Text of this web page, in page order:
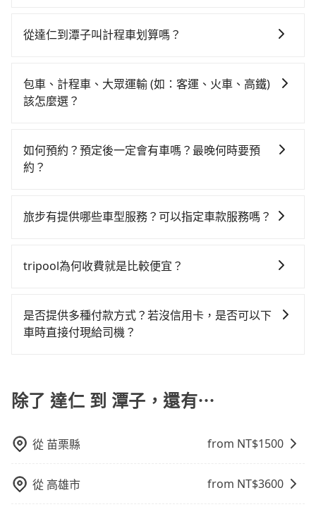
元、車程約150分鐘。抵達高鐵站後，步行進站、現場購
價790元，再用10分鐘出站、等待車站前排班的計程
車，搭上小黃後約花25分鐘、車費600元後，抵達台中
不過台東縣領有合法執照的計程車僅有400多輛，計程車
的密度為雙北的0.2%，換句話說，臨時要叫小黃的難度
喊價或恣意繞路。但如果全程使用tripool並到府專車接
外支出約20元的交通費，所以對於不是這麼趕時間的人
50%的交通費用。
間租車公司，如果不想額外花時間搭車前往鄰近市區租
從達仁到潭子叫計程車划算嗎？
灣大車隊。依照里程跳錶計算，價格約為6,645~10,000
元間，但如改預約tripool可省高達$4,000。但如果你無
說要臨時叫到小黃的難度是台北或新北的400倍之多。再
加上台東縣有些計程車司機不按錶計費，約有47%會採
達仁到潭子的最佳選擇。
包車、計程車、大眾運輸 (如：客運、火車、高鐵)
該怎麼選？
擇： 預算：不同交通工具價格不同，可先確定您的預
算。計程車最貴，而大眾運輸通常較便宜。 行程：需多
車。 旅行人數：人數多時包車較方便舒適且每個人攤提
車，不趕時間即可選用大眾運輸。 便利性：需要便利性
如何預約？預定後一定會有車嗎？最晚何時要預
約？
輸入上下車地點或地址，三秒內即可查到真實價格，照
確認信，如此就完成預約了，而司機與車輛的詳細資
以前完成預約，越早下訂價格越低價，如臨時需要，前
一天傍晚五點前仍會收單，最遲如當天下午過後乘車，
旅步有提供哪些車型服務？可以指定車款服務嗎？
指定車款服務的需求，可以先將您的需先提供旅步，會
tripool為何收費就是比較便宜？
一次使用tripool的會擔心價格比市價便宜不少，是不是
因為司機素質比較差、車上會有煙味、或者車齡過大，
配戴口罩。tripool之所以能將價格壓在市價7~8折的主
因來自於自行研發的AI車輛調度演算法，能有效降低空
在成本的控制，更是在傳統旺季（年假、端午、中秋、
用到不熟悉的司機或者轉單給其他車行的情況比同行更
是否提供多種付款方式？若沒信用卡，是否可以下
車時直接付現給司機？
AFTEE 先享受後付款等。若您沒有信用卡，建議可以使
用 AFTEE 的服務，您可以在訂單成立後的14天內到超商
除了 達仁 到 潭子，還有⋯
從 苗栗縣 from NT$1500
從 高雄市 from NT$3600